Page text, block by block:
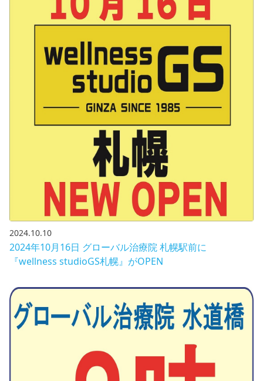
2024.10.10
2024年10月16日 グローバル治療院 札幌駅前に
『wellness studioGS札幌』がOPEN